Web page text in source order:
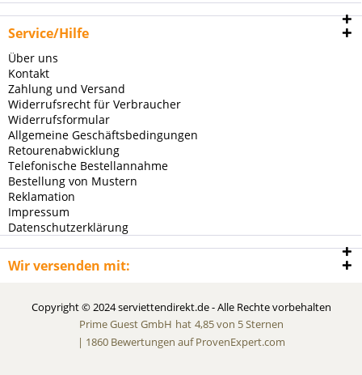
Service/Hilfe
Über uns
Kontakt
Zahlung und Versand
Widerrufsrecht für Verbraucher
Widerrufsformular
Allgemeine Geschäftsbedingungen
Retourenabwicklung
Telefonische Bestellannahme
Bestellung von Mustern
Reklamation
Impressum
Datenschutzerklärung
Wir versenden mit:
Copyright © 2024 serviettendirekt.de - Alle Rechte vorbehalten
Prime Guest GmbH hat 4,85von 5Sternen
| 1860Bewertungen auf ProvenExpert.com